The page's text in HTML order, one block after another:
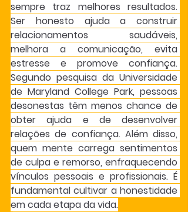
sempre traz melhores resultados.
Ser honesto ajuda a construir
relacionamentos saudáveis,
melhora a comunicação, evita
estresse e promove confiança.
Segundo pesquisa da Universidade
de Maryland College Park, pessoas
desonestas têm menos chance de
obter ajuda e de desenvolver
relações de confiança. Além disso,
quem mente carrega sentimentos
de culpa e remorso, enfraquecendo
vínculos pessoais e profissionais. É
fundamental cultivar a honestidade
em cada etapa da vida.